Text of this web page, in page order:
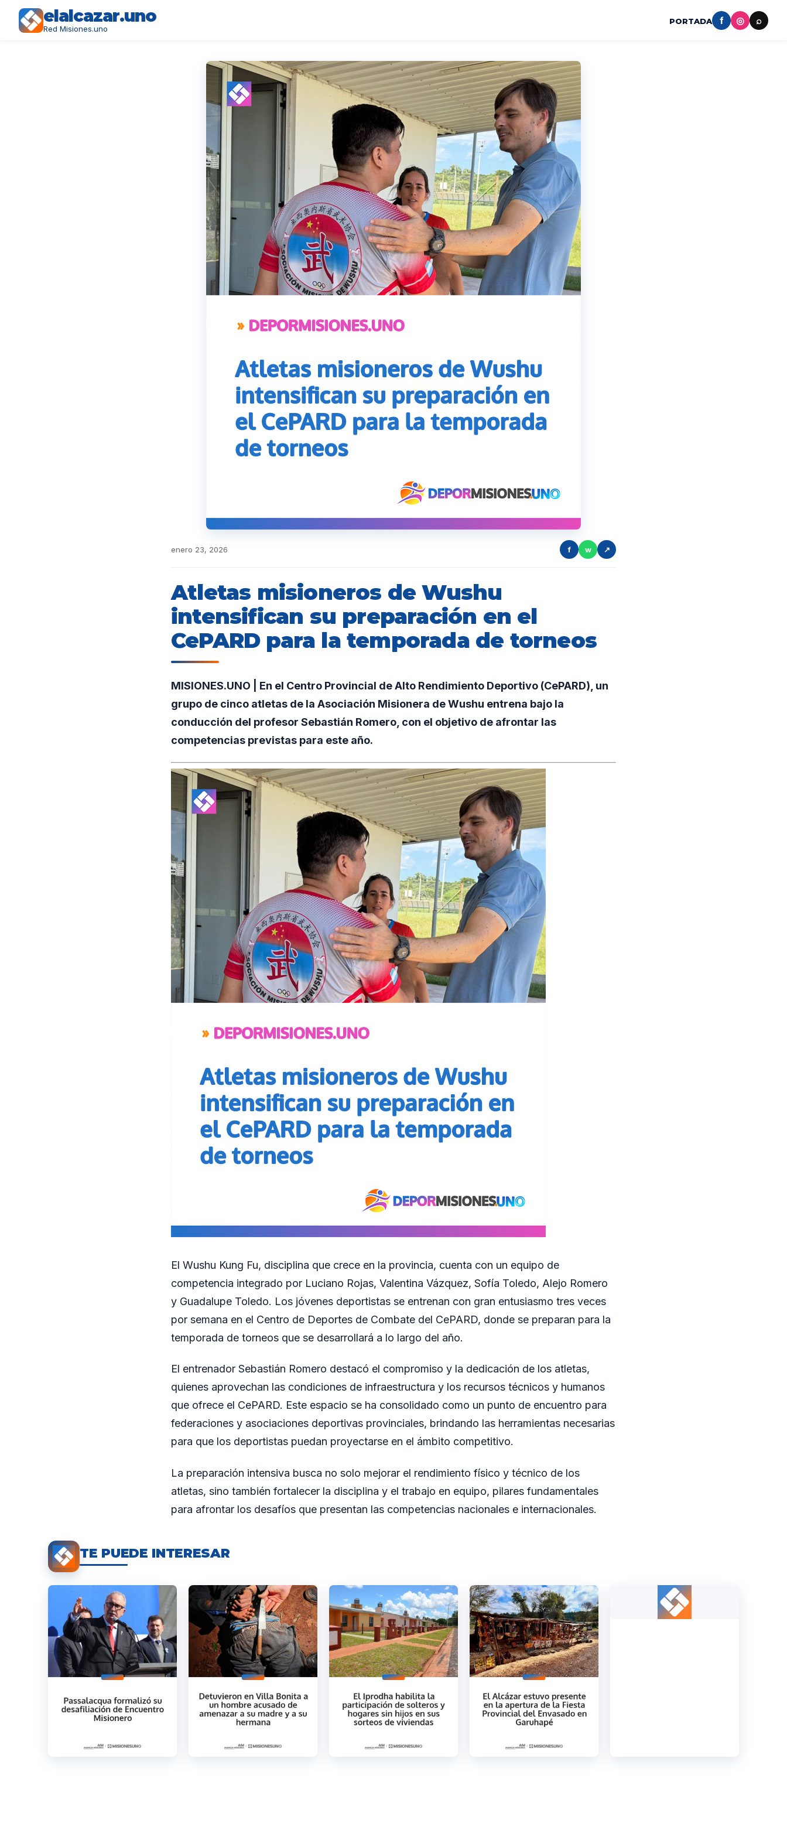
elalcazar.uno
Red Misiones.uno
PORTADA f ◎ ⌕
enero 23, 2026 f w ↗
Atletas misioneros de Wushu
intensifican su preparación en el
CePARD para la temporada de torneos
MISIONES.UNO | En el Centro Provincial de Alto Rendimiento Deportivo (CePARD), un
grupo de cinco atletas de la Asociación Misionera de Wushu entrena bajo la
conducción del profesor Sebastián Romero, con el objetivo de afrontar las
competencias previstas para este año.
El Wushu Kung Fu, disciplina que crece en la provincia, cuenta con un equipo de
competencia integrado por Luciano Rojas, Valentina Vázquez, Sofía Toledo, Alejo Romero
y Guadalupe Toledo. Los jóvenes deportistas se entrenan con gran entusiasmo tres veces
por semana en el Centro de Deportes de Combate del CePARD, donde se preparan para la
temporada de torneos que se desarrollará a lo largo del año.
El entrenador Sebastián Romero destacó el compromiso y la dedicación de los atletas,
quienes aprovechan las condiciones de infraestructura y los recursos técnicos y humanos
que ofrece el CePARD. Este espacio se ha consolidado como un punto de encuentro para
federaciones y asociaciones deportivas provinciales, brindando las herramientas necesarias
para que los deportistas puedan proyectarse en el ámbito competitivo.
La preparación intensiva busca no solo mejorar el rendimiento físico y técnico de los
atletas, sino también fortalecer la disciplina y el trabajo en equipo, pilares fundamentales
para afrontar los desafíos que presentan las competencias nacionales e internacionales.
TE PUEDE INTERESAR